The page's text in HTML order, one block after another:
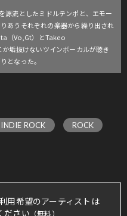
源流としたミドルテンポと、エモー
あうそれぞれの楽器から繰り出され
（Vo,Gt）とTakeo
垢抜けないツインボーカルが聴き
となった。
INDIE ROCK ROCK
用希望のアーティストは
ださい （無料）